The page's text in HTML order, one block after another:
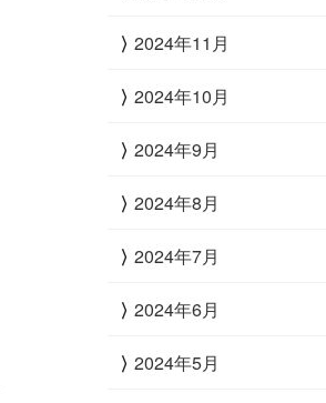
2024年11月
2024年10月
2024年9月
2024年8月
2024年7月
2024年6月
2024年5月